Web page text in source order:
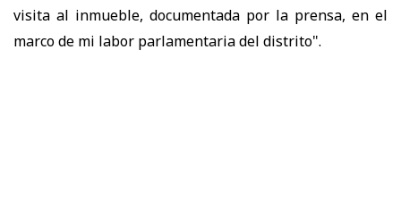
visita al inmueble, documentada por la prensa, en el
marco de mi labor parlamentaria del distrito".